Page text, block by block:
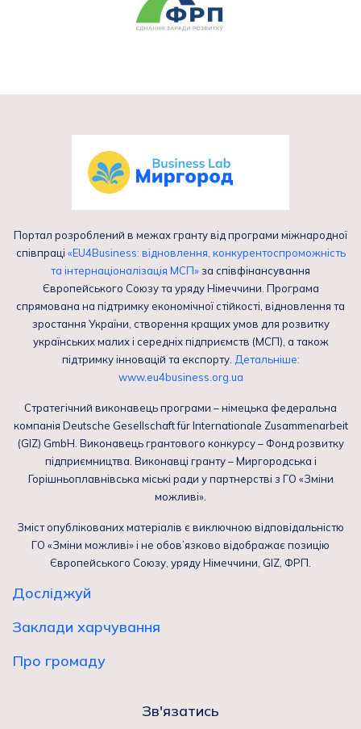
Портал розроблений в межах гранту від програми міжнародної
співпраці «EU4Business: відновлення, конкурентоспроможність
та інтернаціоналізація МСП»за співфінансування
Європейського Союзу та уряду Німеччини. Програма
спрямована на підтримку економічної стійкості, відновлення та
зростання України, створення кращих умов для розвитку
українських малих і середніх підприємств (МСП), а також
підтримку інновацій та експорту. Детальніше:
www.eu4business.org.ua
Стратегічний виконавець програми – німецька федеральна
компанія Deutsche Gesellschaft für Internationale Zusammenarbeit
(GIZ) GmbH. Виконавець грантового конкурсу – Фонд розвитку
підприємництва. Виконавці гранту – Миргородська і
Горішньоплавнівська міські ради у партнерстві з ГО «Зміни
можливі».
Зміст опублікованих матеріалів є виключною відповідальністю
ГО «Зміни можливі» і не обов’язково відображає позицію
Європейського Союзу, уряду Німеччини, GIZ, ФРП.
Досліджуй
Заклади харчування
Про громаду
Зв'язатись